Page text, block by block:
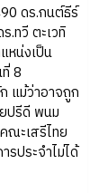
ดร.กนต์ธีร์
.ทวี ตะเวทิ
หน่งเป็น
8
แม้ว่าอาจถูก
ปรีดี พนม
ณะเสรีไทย
รประจำไม่ได้